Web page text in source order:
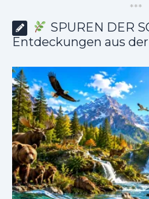
***
SPUREN DER
Entdeckungen aus